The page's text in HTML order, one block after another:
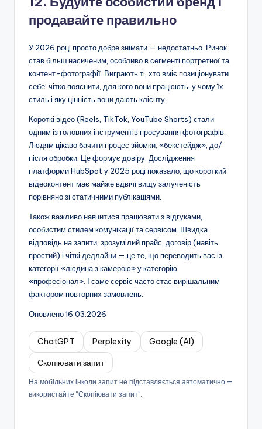
продавайте правильно
У 2026 році просто добре знімати — недостатньо. Ринок
став більш насиченим, особливо в сегменті портретної та
контент-фотографії. Виграють ті, хто вміє позиціонувати
себе: чітко пояснити, для кого вони працюють, у чому їх
стиль і яку цінність вони дають клієнту.
Короткі відео (Reels, TikTok, YouTube Shorts) стали
одним із головних інструментів просування фотографів.
Людям цікаво бачити процес зйомки, «бекстейдж», до/
після обробки. Це формує довіру. Дослідження
платформи HubSpot у 2025 році показало, що короткий
відеоконтент має майже вдвічі вищу залученість
порівняно зі статичними публікаціями.
Також важливо навчитися працювати з відгуками,
особистим стилем комунікації та сервісом. Швидка
відповідь на запити, зрозумілий прайс, договір (навіть
простий) і чіткі дедлайни — це те, що переводить вас із
категорії «людина з камерою» у категорію
«професіонал». І саме сервіс часто стає вирішальним
фактором повторних замовлень.
Оновлено 16.03.2026
ChatGPT Perplexity
Google (AI)
Скопіювати запит
На мобільних інколи запит не підставляється автоматично —
використайте “Скопіювати запит”.